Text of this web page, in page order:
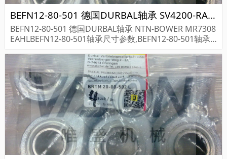
BEFN12-80-501 德国DURBAL轴承 SV4200-RA23Z
BEFN12-80-501 德国DURBAL轴承 NTN-BOWER MR7308
EAHLBEFN12-80-501轴承尺寸参数,BEFN12-80-501轴承